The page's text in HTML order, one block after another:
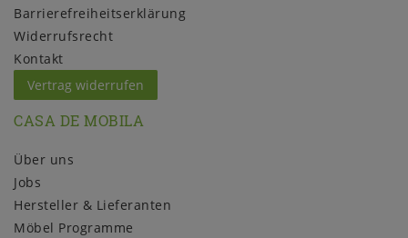
Barrierefreiheitserklärung
Widerrufs­recht
Kontakt
Vertrag widerrufen
CASA DE MOBILA
Über uns
Jobs
Hersteller & Lieferanten
Möbel Programme